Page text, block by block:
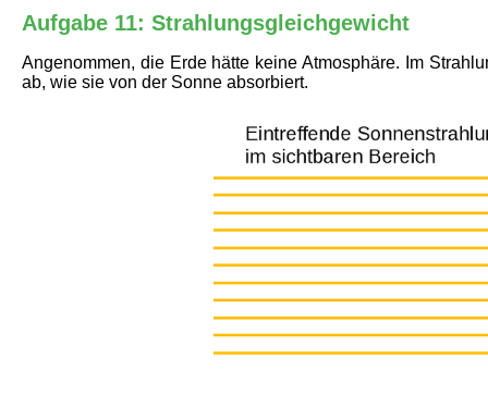
Aufgabe 11: Strahlungsgleichgewicht
Angenommen, die Erde hätte keine Atmosphäre. Im
ab, wie sie von der Sonne absorbiert.